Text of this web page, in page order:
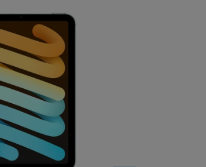
Tablety Oscal
Digitální zápisníky